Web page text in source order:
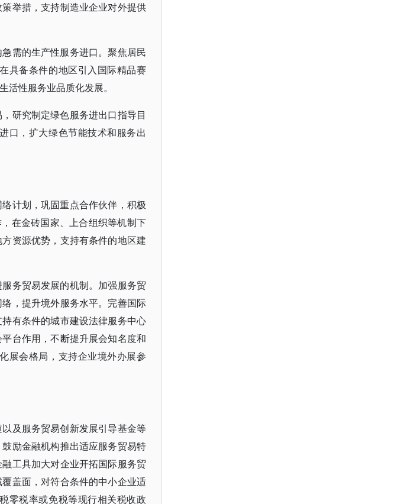
举措，支持制造业企业对外提供
需的生产性服务进口。聚焦居民
具备条件的地区引入国际精品赛
性服务业品质化发展。
研究制定绿色服务进出口指导目
口，扩大绿色节能技术和服务出
计划，巩固重点合作伙伴，积极
在金砖国家、上合组织等机制下
资源优势，支持有条件的地区建
务贸易发展的机制。加强服务贸
，提升境外服务水平。完善国际
有条件的城市建设法律服务中心
台作用，不断提升展会知名度和
展会格局，支持企业境外办展参
及服务贸易创新发展引导基金等
励金融机构推出适应服务贸易特
工具加大对企业开拓国际服务贸
盖面，对符合条件的中小企业适
零税率或免税等现行相关税收政